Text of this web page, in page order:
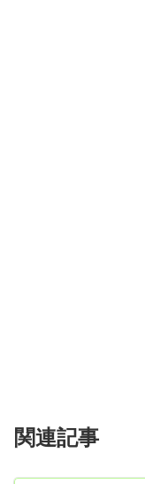
関連記事